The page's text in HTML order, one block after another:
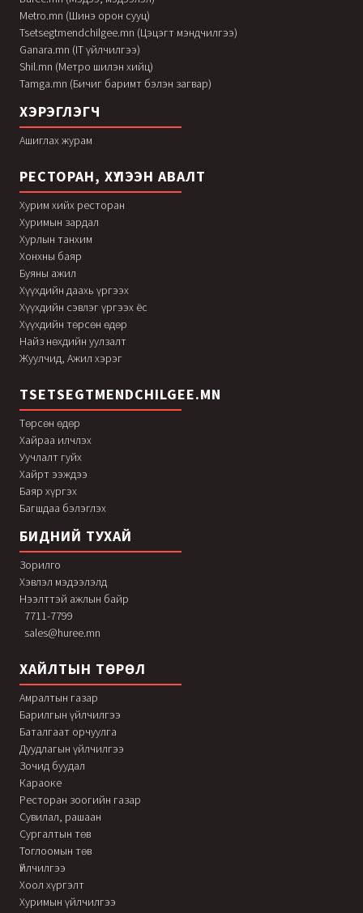
Metro.mn (Шинэ орон сууц)
Tsetsegtmendchilgee.mn (Цэцэгт мэндчилгээ)
Ganara.mn (IT үйлчилгээ)
Shil.mn (Метро шилэн хийц)
Tamga.mn (Бичиг баримт бэлэн загвар)
ХЭРЭГЛЭГЧ
Ашиглах журам
РЕСТОРАН, ХҮЛЭЭН АВАЛТ
Хурим хийх ресторан
Хуримын зардал
Хурлын танхим
Хонхны баяр
Буяны ажил
Хүүхдийн даахь үргээх
Хүүхдийн сэвлэг үргээх ёс
Хүүхдийн төрсөн өдөр
Найз нөхдийн уулзалт
Жуулчид, Ажил хэрэг
TSETSEGTMENDCHILGEE.MN
Төрсөн өдөр
Хайраа илчлэх
Уучлалт гуйх
Хайрт ээждээ
Баяр хүргэх
Багшдаа бэлэглэх
БИДНИЙ ТУХАЙ
Зорилго
Хэвлэл мэдээлэлд
Нээлттэй ажлын байр
7711-7799
sales@huree.mn
ХАЙЛТЫН ТӨРӨЛ
Амралтын газар
Барилгын үйлчилгээ
Баталгаат орчуулга
Дуудлагын үйлчилгээ
Зочид буудал
Караоке
Ресторан зоогийн газар
Сувилал, рашаан
Сургалтын төв
Тоглоомын төв
Үйлчилгээ
Хоол хүргэлт
Хуримын үйлчилгээ